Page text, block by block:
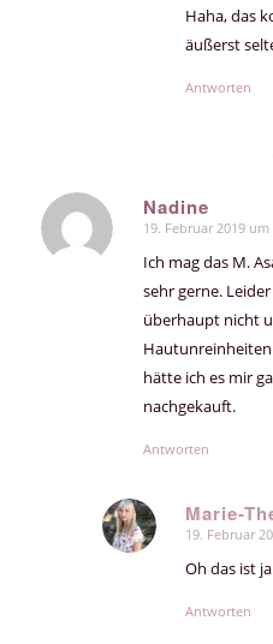
Haha, das
äußerst
Antworten
Nadine
sagte:
19. Februar 2019 um
Ich mag das M.
sehr gerne.
überhaupt nicht
hätte ich es mir
nachgekauft.
Antworten
Marie-
sagte:
19. Februar
Oh das ist
Antworten